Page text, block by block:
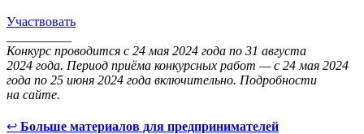
Участвовать
Конкурс проводится с 24 мая 2024 года по 31 августа
2024 года. Период приёма конкурсных работ — с 24 мая 2024
года по 25 июня 2024 года включительно. Подробности
на сайте.
↩ Больше материалов для предпринимателей